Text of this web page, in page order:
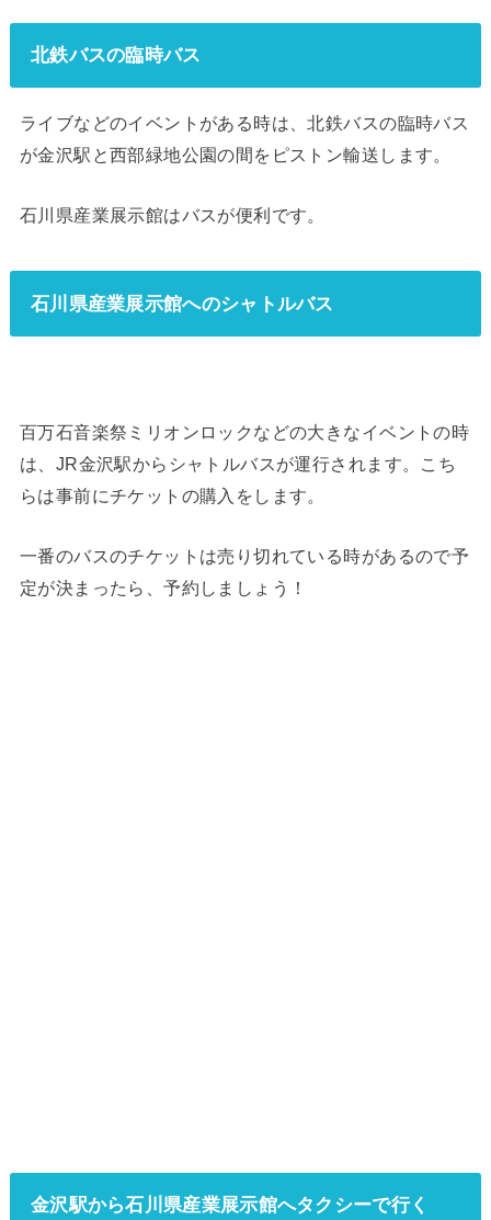
北鉄バスの臨時バス
ライブなどのイベントがある時は、北鉄バスの臨時バス
が金沢駅と西部緑地公園の間をピストン輸送します。
石川県産業展示館はバスが便利です。
石川県産業展示館へのシャトルバス
百万石音楽祭ミリオンロックなどの大きなイベントの時
は、JR金沢駅からシャトルバスが運行されます。こち
らは事前にチケットの購入をします。
一番のバスのチケットは売り切れている時があるので予
定が決まったら、予約しましょう！
金沢駅から石川県産業展示館へタクシーで行く